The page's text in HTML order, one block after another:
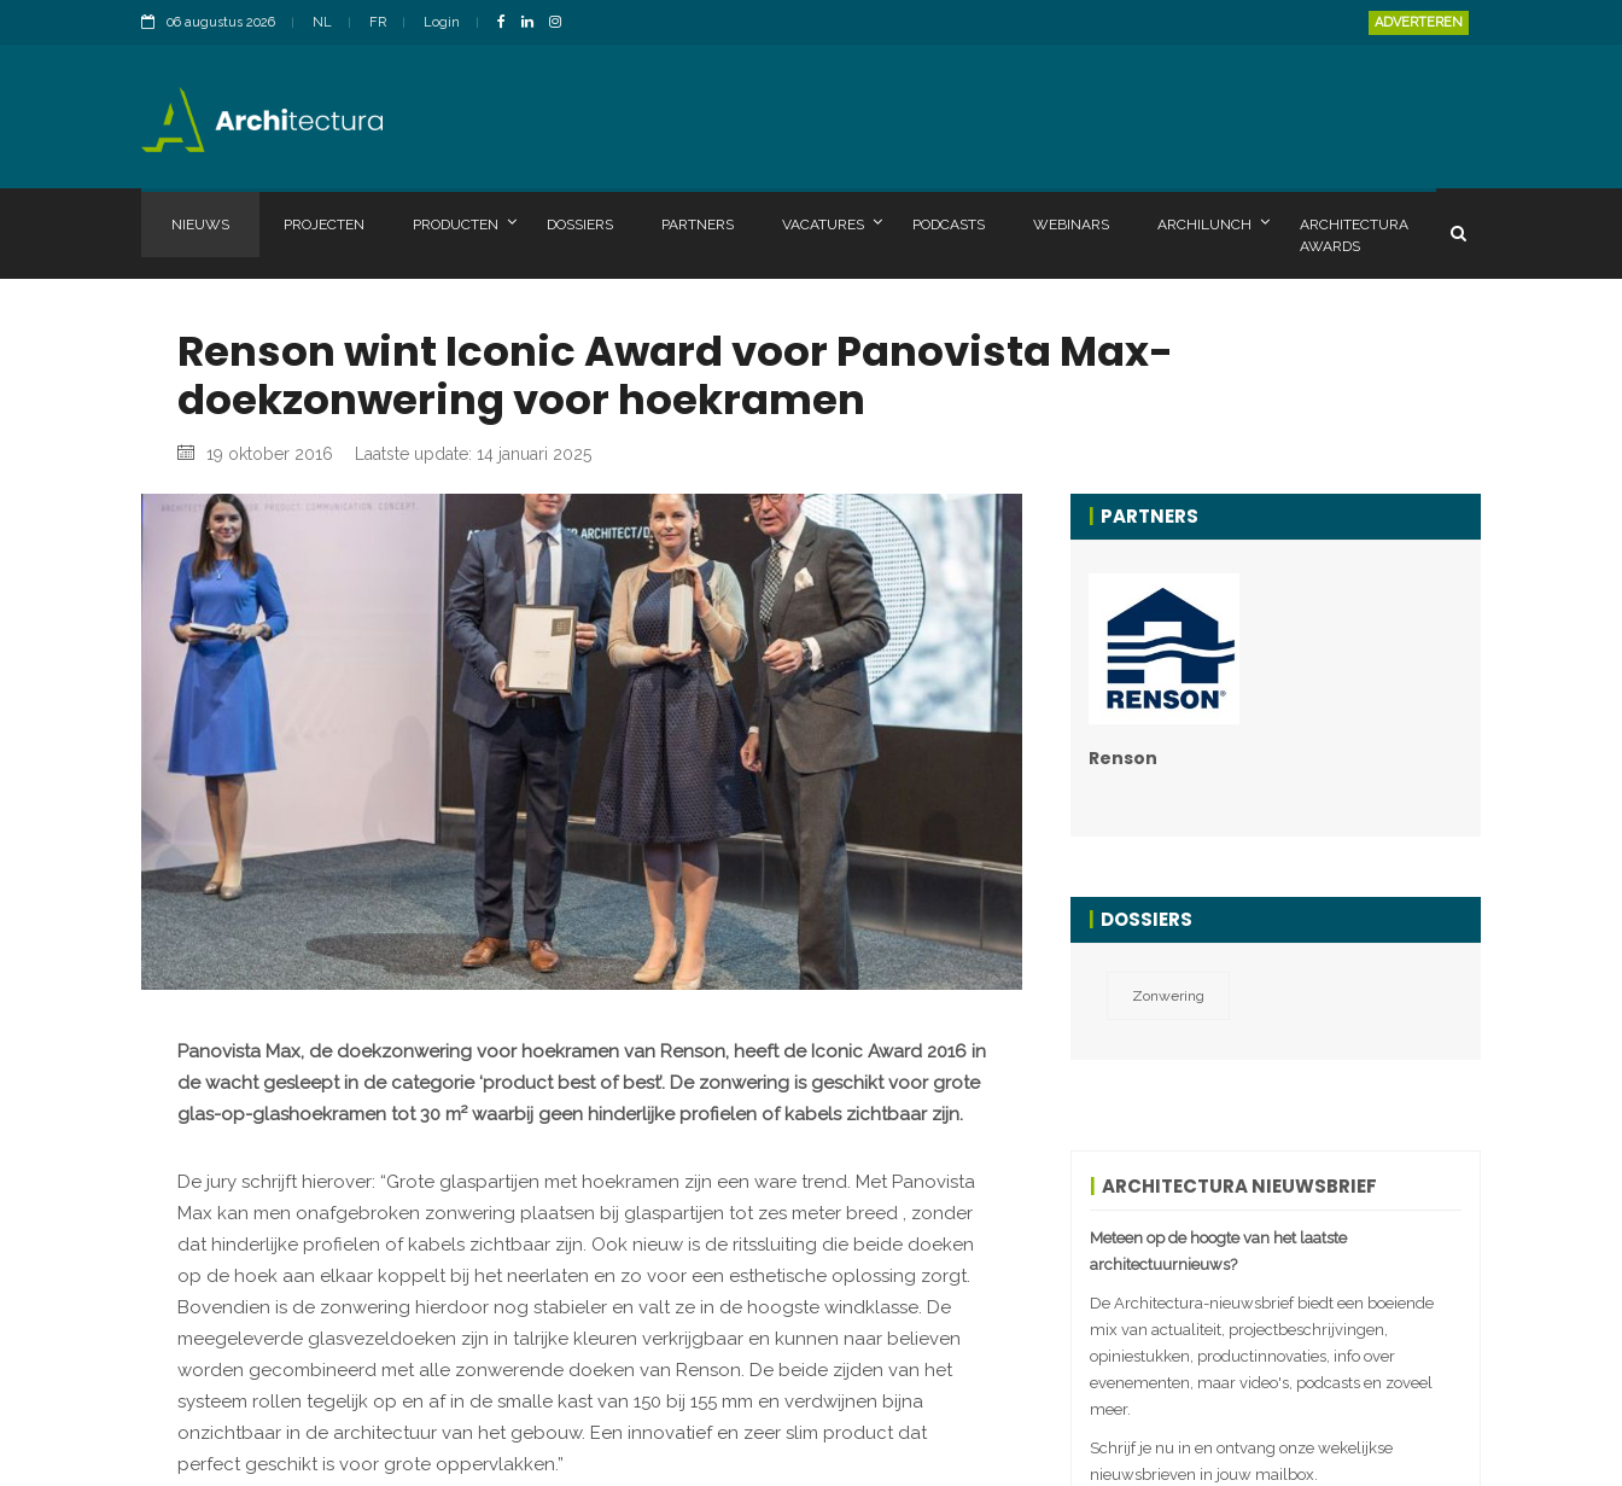
06 augustus 2026 NL FR Login ADVERTEREN
NIEUWS PROJECTEN PRODUCTEN DOSSIERS PARTNERS VACATURES PODCASTS WEBINARS ARCHILUNCH
ARCHITECTURA
AWARDS
Renson wint Iconic Award voor Panovista Max-
doekzonwering voor hoekramen
19 oktober 2016 Laatste update: 14 januari 2025
Panovista Max, de doekzonwering voor hoekramen van Renson, heeft de Iconic Award 2016 in
de wacht gesleept in de categorie ‘product best of best’. De zonwering is geschikt voor grote
glas-op-glashoekramen tot 30 m² waarbij geen hinderlijke profielen of kabels zichtbaar zijn.
De jury schrijft hierover: “Grote glaspartijen met hoekramen zijn een ware trend. Met Panovista
Max kan men onafgebroken zonwering plaatsen bij glaspartijen tot zes meter breed , zonder
dat hinderlijke profielen of kabels zichtbaar zijn. Ook nieuw is de ritssluiting die beide doeken
op de hoek aan elkaar koppelt bij het neerlaten en zo voor een esthetische oplossing zorgt.
Bovendien is de zonwering hierdoor nog stabieler en valt ze in de hoogste windklasse. De
meegeleverde glasvezeldoeken zijn in talrijke kleuren verkrijgbaar en kunnen naar believen
worden gecombineerd met alle zonwerende doeken van Renson. De beide zijden van het
systeem rollen tegelijk op en af in de smalle kast van 150 bij 155 mm en verdwijnen bijna
onzichtbaar in de architectuur van het gebouw. Een innovatief en zeer slim product dat
perfect geschikt is voor grote oppervlakken.”
PARTNERS
Renson
DOSSIERS
Zonwering
ARCHITECTURA NIEUWSBRIEF
Meteen op de hoogte van het laatste
architectuurnieuws?
De Architectura-nieuwsbrief biedt een boeiende
mix van actualiteit, projectbeschrijvingen,
opiniestukken, productinnovaties, info over
evenementen, maar video's, podcasts en zoveel
meer.
Schrijf je nu in en ontvang onze wekelijkse
nieuwsbrieven in jouw mailbox.